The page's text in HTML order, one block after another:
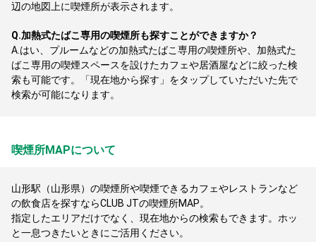
辺の地図上に喫煙所が表示されます。
Q.加熱式たばこ専用の喫煙所も探すことができますか？
A. はい、プルームなどの加熱式たばこ専用の喫煙所や、加熱式た
ばこ専用の喫煙スペースを設けたカフェや居酒屋などに絞った検
索も可能です。「現在地から探す」をタップしていただいた先で
検索が可能になります。
喫煙所MAPについて
山形駅（山形県）の喫煙所や喫煙できるカフェやレストランなど
の飲食店を探すならCLUB JTの喫煙所MAP。
指定したエリアだけでなく、現在地からの検索もできます。ホッ
と一息つきたいときにご活用ください。